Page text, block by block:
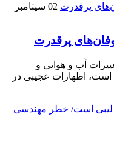
02 سپتامبر
پرقدرت
آب و هوایی و
است، اظهارات عجیبی در